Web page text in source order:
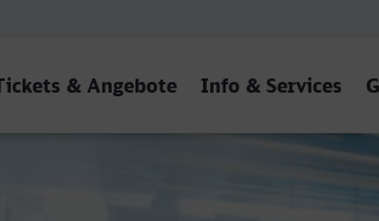
& Angebote Info & Services
Hbf - Meerbusch-